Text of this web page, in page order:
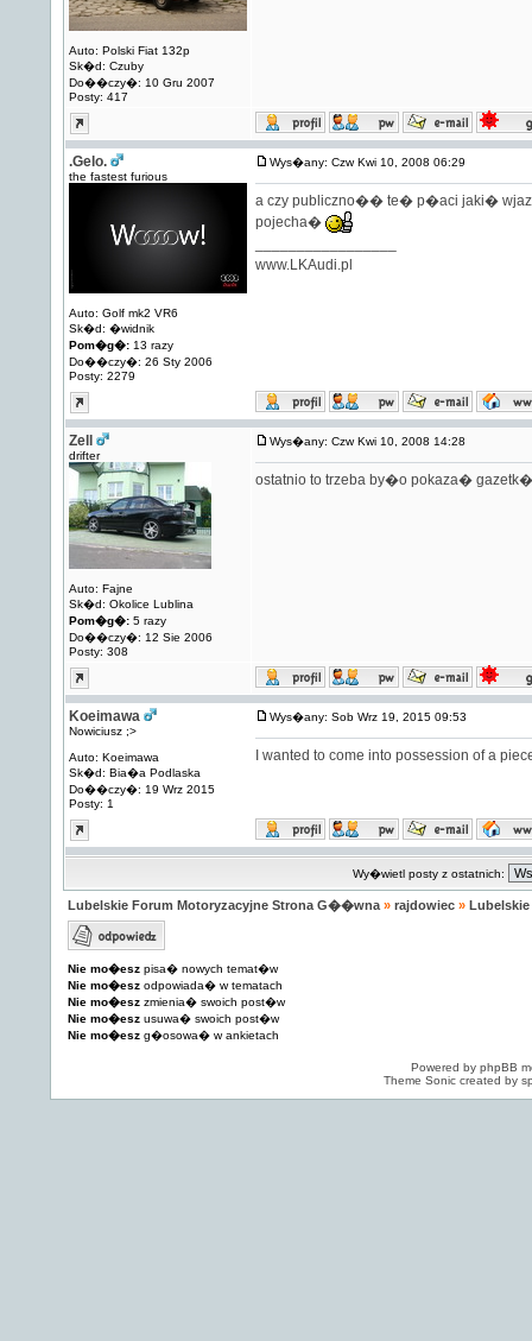
Auto: Polski Fiat 132p
Sk�d: Czuby
Do��czy�: 10 Gru 2007
Posty: 417
.Gelo.
the fastest furious
Auto: Golf mk2 VR6
Sk�d: �widnik
Pom�g�: 13 razy
Do��czy�: 26 Sty 2006
Posty: 2279
Wys�any: Czw Kwi 10, 2008 06:29
a czy publiczno�� te� p�aci jaki�
pojecha�
www.LKAudi.pl
Zell
drifter
Auto: Fajne
Sk�d: Okolice Lublina
Pom�g�: 5 razy
Do��czy�: 12 Sie 2006
Posty: 308
Wys�any: Czw Kwi 10, 2008 14:28
ostatnio to trzeba by�o pokaza�
Koeimawa
Nowiciusz ;>
Auto: Koeimawa
Sk�d: Bia�a Podlaska
Do��czy�: 19 Wrz 2015
Posty: 1
Wys�any: Sob Wrz 19, 2015 09:53
I wanted to come into possession of a
Wy�wietl posty z ostatnich:
Lubelskie Forum Motoryzacyjne Strona G��wna » rajdowiec » Lubelskie
Nie mo�esz pisa� nowych temat�w
Nie mo�esz odpowiada� w tematach
Nie mo�esz zmienia� swoich post�w
Nie mo�esz usuwa� swoich post�w
Nie mo�esz g�osowa� w ankietach
Powered by phpBB
Theme Sonic created by